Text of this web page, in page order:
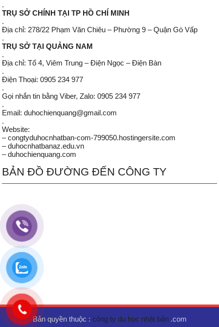
.
TRỤ SỞ CHÍNH TẠI TP HỒ CHÍ MINH
.
Địa chỉ: 278/22 Phạm Văn Chiêu – Phường 9 – Quận Gò Vấp
.
TRỤ SỞ TẠI QUẢNG NAM
.
Địa chỉ: Tổ 4, Viêm Trung – Điện Ngọc – Điện Bàn
.
Điện Thoại: 0905 234 977
.
Gọi nhắn tin bằng Viber, Zalo: 0905 234 977
.
Email: duhochienquang@gmail.com
.
Website:
– congtyduhocnhatban-com-799050.hostingersite.com
– duhocnhatbanaz.edu.vn
– duhochienquang.com
BẢN ĐỒ ĐƯỜNG ĐẾN CÔNG TY
Bản quyền thuộc : công ty du học nhật bản .com